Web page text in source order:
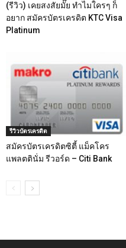
(รีวิว) เคยสงสัยมั๊ย ทำไมใครๆ ก็
อยาก สมัครบัตรเครดิต KTC Visa
Platinum
รีวิวบัตรเครดิต
สมัครบัตรเครดิตซิตี้ แม็คโคร
แพลตตินั่ม รีวอร์ด – Citi Bank